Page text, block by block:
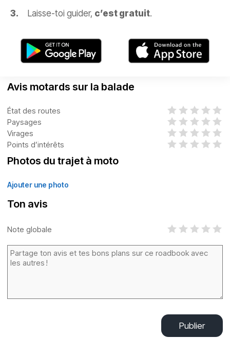
Laisse-toi guider, c’est gratuit.
Avis motards sur la balade
État des routes
Paysages
Virages
Points d’intérêts
Photos du trajet à moto
Ajouter une photo
Ton avis
Note globale
Publier